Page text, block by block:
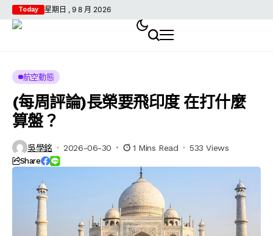
Today 星期日 , 9 8 月 2026
航空動態
(每周評論)長榮要飛印度 在打什麼
算盤？
吳學銘 2026-06-30 1 Mins Read 533 Views
Share